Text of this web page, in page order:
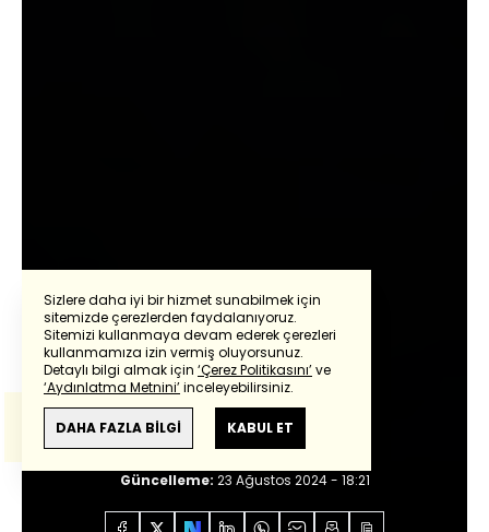
Oray Eğin
Bir düşüşün anatomisi
Güncelleme: 23 Ağustos 2024 - 18:21
Sizlere daha iyi bir hizmet sunabilmek için
sitemizde çerezlerden faydalanıyoruz.
Sitemizi kullanmaya devam ederek çerezleri
kullanmamıza izin vermiş oluyorsunuz.
Detaylı bilgi almak için ‘Çerez Politikasını’ve
‘Aydınlatma Metnini’inceleyebilirsiniz.
DAHA FAZLA BİLGİ KABUL ET
Powered by Translate
Bu çevirideGoogle Transletekullanılmıştır.
Anlam ve çeviri hatalarından
haberturk.com
sorumlu değildir.